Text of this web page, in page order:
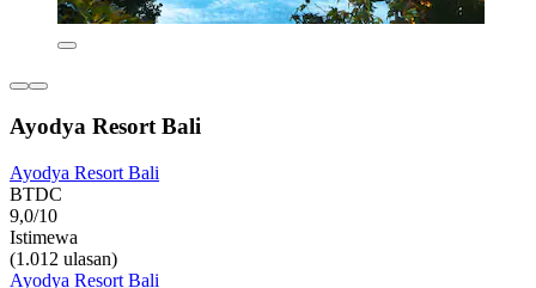
Ayodya Resort Bali
Ayodya Resort Bali
BTDC
9,0/10
Istimewa
(1.012 ulasan)
Ayodya Resort Bali